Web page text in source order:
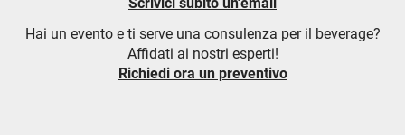
Hai un evento e ti serve una consulenza per il beverage?
Affidati ai nostri esperti!
Richiedi ora un preventivo